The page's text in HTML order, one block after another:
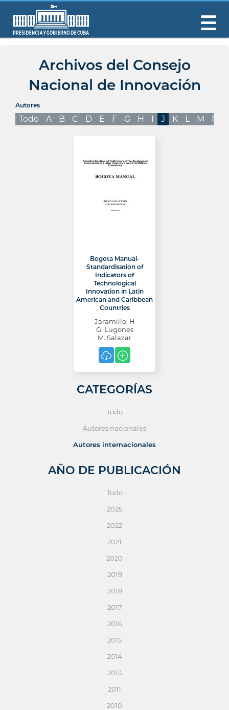
Archivos del Consejo
Nacional de Innovación
Autores
Todo A B C D E F G H I J K L M N
Bogota Manual-
Standardisation of
Indicators of
Technological
Innovation in Latin
American and Caribbean
Countries
Jaramillo. H
G. Lugones
M. Salazar
CATEGORÍAS
Todo
Autores nacionales
Autores internacionales
AÑO DE PUBLICACIÓN
Todo
2025
2022
2021
2020
2019
2018
2017
2016
2015
2014
2013
2011
2010